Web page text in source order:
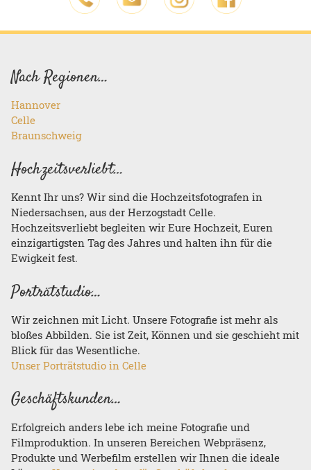
Nach Regionen…
Hannover
Celle
Braunschweig
Hochzeitsverliebt…
Kennt Ihr uns? Wir sind die Hochzeitsfotografen in
Niedersachsen, aus der Herzogstadt Celle.
Hochzeitsverliebt begleiten wir Eure Hochzeit, Euren
einzigartigsten Tag des Jahres und halten ihn für die
Ewigkeit fest.
Porträtstudio…
Wir zeichnen mit Licht. Unsere Fotografie ist mehr als
bloßes Abbilden. Sie ist Zeit, Können und sie geschieht mit
Blick für das Wesentliche.
Unser Porträtstudio in Celle
Geschäftskunden…
Erfolgreich anders lebe ich meine Fotografie und
Filmproduktion. In unseren Bereichen Webpräsenz,
Produkte und Werbefilm erstellen wir Ihnen die ideale